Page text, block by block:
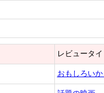
レビュータ
おもしろい